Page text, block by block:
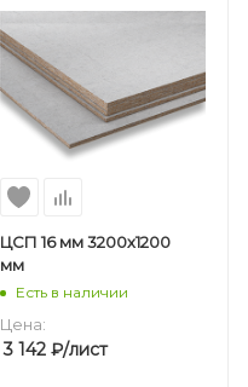
ЦСП 16 мм 3200х1200
мм
Есть в наличии
Цена:
3 142₽/лист